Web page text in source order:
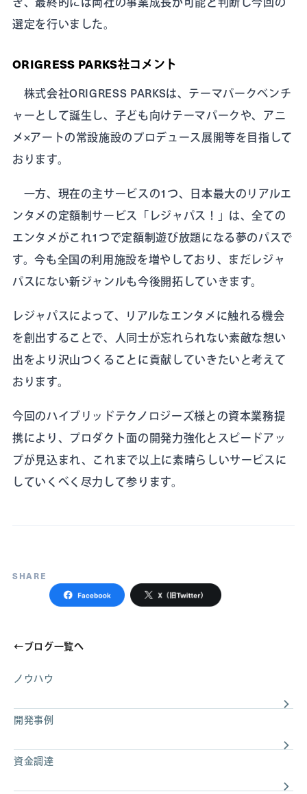
選定を行いました。
ORIGRESS PARKS社コメント
株式会社ORIGRESS PARKSは、テーマパークベンチ
ャーとして誕生し、子ども向けテーマパークや、アニ
メ×アートの常設施設のプロデュース展開等を目指して
おります。
一方、現在の主サービスの1つ、日本最大のリアルエ
ンタメの定額制サービス「レジャパス！」は、全ての
エンタメがこれ1つで定額制遊び放題になる夢のパスで
す。今も全国の利用施設を増やしており、まだレジャ
パスにない新ジャンルも今後開拓していきます。
レジャパスによって、リアルなエンタメに触れる機会
を創出することで、人同士が忘れられない素敵な想い
出をより沢山つくることに貢献していきたいと考えて
おります。
今回のハイブリッドテクノロジーズ様との資本業務提
携により、プロダクト面の開発力強化とスピードアッ
プが見込まれ、これまで以上に素晴らしいサービスに
していくべく尽力して参ります。
SHARE
←ブログ一覧へ
ノウハウ
開発事例
資金調達